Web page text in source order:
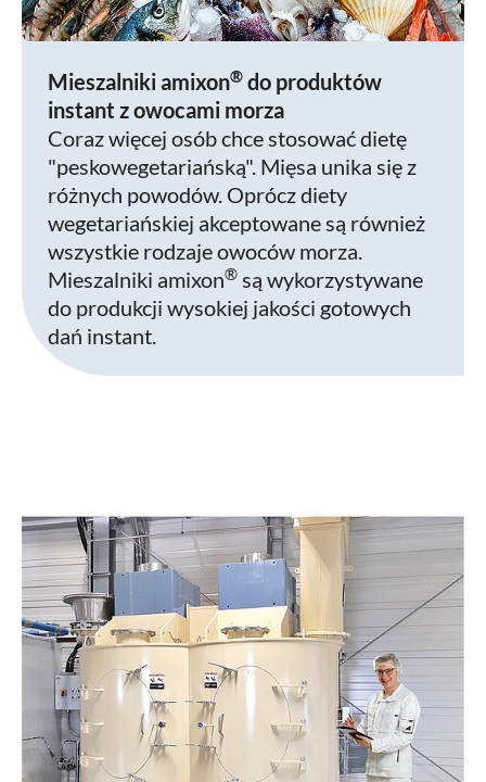
Mieszalniki amixon® do produktów
instant z owocami morza
Coraz więcej osób chce stosować dietę
"peskowegetariańską". Mięsa unika się z
różnych powodów. Oprócz diety
wegetariańskiej akceptowane są również
wszystkie rodzaje owoców morza.
Mieszalniki amixon® są wykorzystywane
do produkcji wysokiej jakości gotowych
dań instant.